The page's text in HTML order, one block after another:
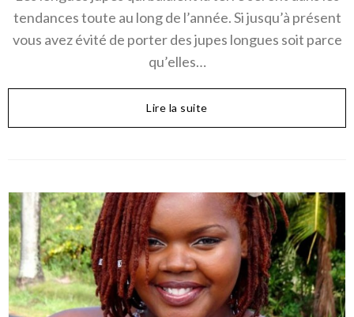
tendances toute au long de l’année. Si jusqu’à présent
vous avez évité de porter des jupes longues soit parce
qu’elles…
Lire la suite